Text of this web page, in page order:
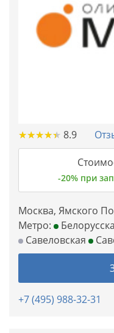
★★★★★
★★★★★ 8.9
-20% при
Москва, Ямского
Метро:
Савеловская
+7 (495) 988-32-31